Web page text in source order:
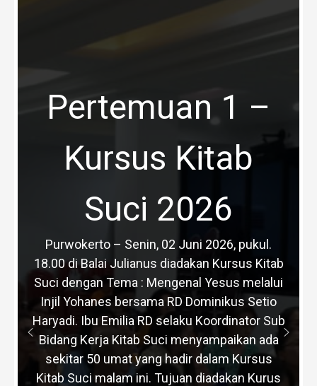
Pertemuan 1 –
Kursus Kitab
Suci 2026
Purwokerto – Senin, 02 Juni 2026, pukul.
18.00 di Balai Julianus diadakan Kursus Kitab
Suci dengan Tema : Mengenal Yesus melalui
Injil Yohanes bersama RD Dominikus Setio
Haryadi. Ibu Emilia RD selaku Koordinator Sub
Bidang Kerja Kitab Suci menyampaikan ada
sekitar 50 umat yang hadir dalam Kursus
Kitab Suci malam ini. Tujuan diadakan Kurus